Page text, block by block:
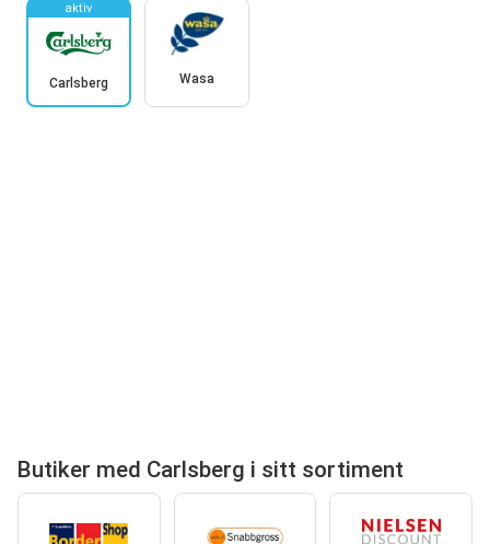
aktiv
Carlsberg Wasa
Butiker med Carlsberg i sitt sortiment